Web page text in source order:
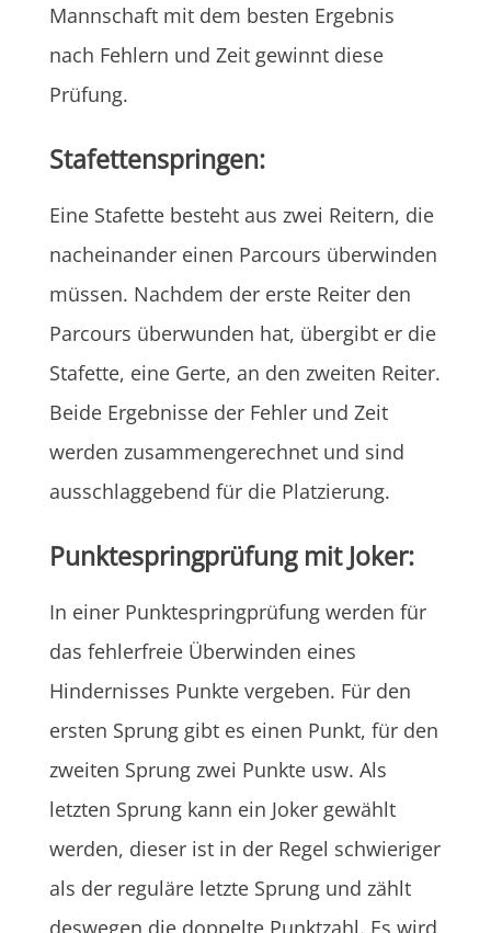
Mannschaft mit dem besten Ergebnis
nach Fehlern und Zeit gewinnt diese
Prüfung.
Stafettenspringen:
Eine Stafette besteht aus zwei Reitern, die
nacheinander einen Parcours überwinden
müssen. Nachdem der erste Reiter den
Parcours überwunden hat, übergibt er die
Stafette, eine Gerte, an den zweiten Reiter.
Beide Ergebnisse der Fehler und Zeit
werden zusammengerechnet und sind
ausschlaggebend für die Platzierung.
Punktespringprüfung mit Joker:
In einer Punktespringprüfung werden für
das fehlerfreie Überwinden eines
Hindernisses Punkte vergeben. Für den
ersten Sprung gibt es einen Punkt, für den
zweiten Sprung zwei Punkte usw. Als
letzten Sprung kann ein Joker gewählt
werden, dieser ist in der Regel schwieriger
als der reguläre letzte Sprung und zählt
deswegen die doppelte Punktzahl. Es wird